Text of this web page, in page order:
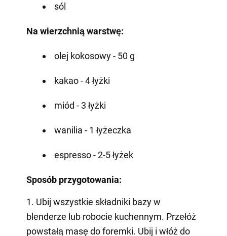
sól
Na wierzchnią warstwę:
olej kokosowy - 50 g
kakao - 4 łyżki
miód - 3 łyżki
wanilia - 1 łyżeczka
espresso - 2-5 łyżek
Sposób przygotowania:
1. Ubij wszystkie składniki bazy w
blenderze lub robocie kuchennym. Przełóż
powstałą masę do foremki. Ubij i włóż do